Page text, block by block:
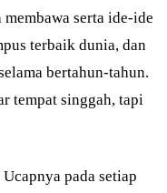
serta ide-ide
terbaik dunia, dan
bertahun-tahun.
tempat singgah, tapi
pada setiap